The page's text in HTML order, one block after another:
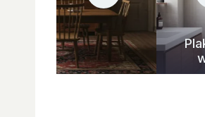
Plakaty do łazienki –
warto włączać je
aranżacji?